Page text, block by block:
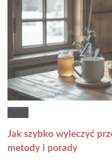
Jak szybko wyleczyć
metody i porady